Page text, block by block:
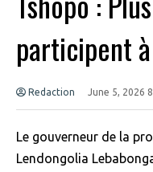
participent à
Redaction June 5, 2026
Le gouverneur de la
Lendongolia